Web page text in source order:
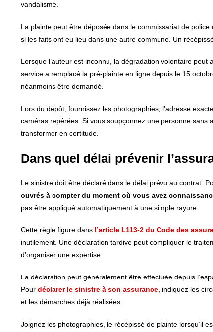
vandalisme.
La plainte peut être déposée dans le commissariat de
si les faits ont eu lieu dans une autre commune. Un
Lorsque l’auteur est inconnu, la dégradation volontaire peut
service a remplacé la pré-plainte en ligne depuis le 15
néanmoins être demandé.
Lors du dépôt, fournissez les photographies, l’adresse
caméras repérées. Si vous soupçonnez une personne
transformer en certitude.
Dans quel délai prévenir
Le sinistre doit être déclaré dans le délai prévu au contrat.
ouvrés à compter du moment où vous avez
pas être appliqué automatiquement à une simple rayure.
Cette règle figure dans l’article L113-2 du Code des
inutilement. Une déclaration tardive peut compliquer le
d’organiser une expertise.
La déclaration peut généralement être effectuée depuis
Pour déclarer le sinistre à son assurance, indiquez les
et les démarches déjà réalisées.
Joignez les photographies, le récépissé de plainte lorsqu’il